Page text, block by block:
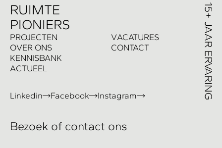
RUIMTE
PIONIERS
PROJECTEN
OVER ONS
KENNISBANK
ACTUEEL
VACATURES
CONTACT
Bezoek of contact ons
Linkedin Facebook Instagram